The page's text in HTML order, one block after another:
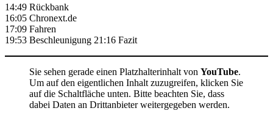
14:49 Rückbank
16:05 Chronext.de
17:09 Fahren
19:53 Beschleunigung 21:16 Fazit
Sie sehen gerade einen Platzhalterinhalt von YouTube.
Um auf den eigentlichen Inhalt zuzugreifen, klicken Sie
auf die Schaltfläche unten. Bitte beachten Sie, dass
dabei Daten an Drittanbieter weitergegeben werden.